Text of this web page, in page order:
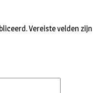
Vereiste velden zijn